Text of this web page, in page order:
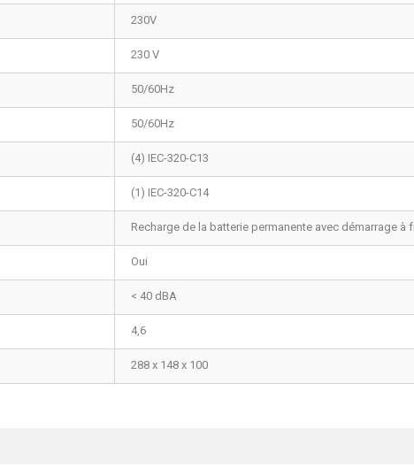
230V
230 V
50/60Hz
50/60Hz
(4) IEC-320-C13
(1) IEC-320-C14
Recharge de la batterie permanente avec démarrage à
Oui
< 40 dBA
4,6
288 x 148 x 100